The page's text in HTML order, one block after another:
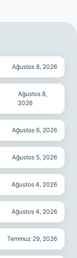
Ağustos 8, 2026
Ağustos 8,
2026
Ağustos 6, 2026
Ağustos 5, 2026
Ağustos 4, 2026
Ağustos 4, 2026
Temmuz 29, 2026